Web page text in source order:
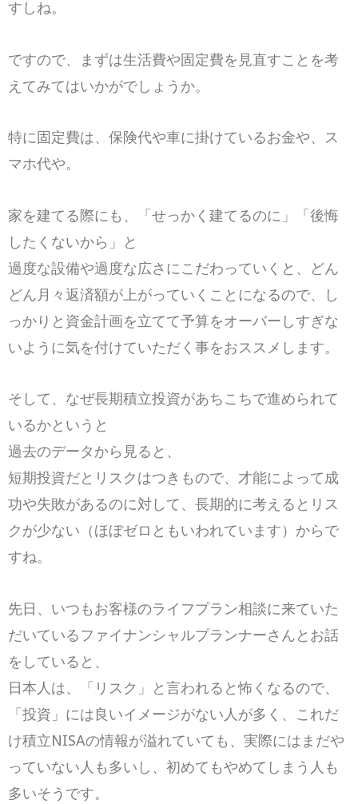
すしね。
ですので、まずは生活費や固定費を見直すことを考
えてみてはいかがでしょうか。
特に固定費は、保険代や車に掛けているお金や、ス
マホ代や。
家を建てる際にも、「せっかく建てるのに」「後悔
したくないから」と
過度な設備や過度な広さにこだわっていくと、どん
どん月々返済額が上がっていくことになるので、し
っかりと資金計画を立てて予算をオーバーしすぎな
いように気を付けていただく事をおススメします。
そして、なぜ長期積立投資があちこちで進められて
いるかというと
過去のデータから見ると、
短期投資だとリスクはつきもので、才能によって成
功や失敗があるのに対して、 長期的に考えるとリス
クが少ない（ほぼゼロともいわれています）からで
すね。
先日、いつもお客様のライフプラン相談に来ていた
だいているファイナンシャルプランナーさんとお話
をしていると、
日本人は、「リスク」と言われると怖くなるので、
「投資」には良いイメージがない人が多く、これだ
け積立NISAの情報が溢れていても、実際にはまだや
っていない人も多いし、初めてもやめてしまう人も
多いそうです。